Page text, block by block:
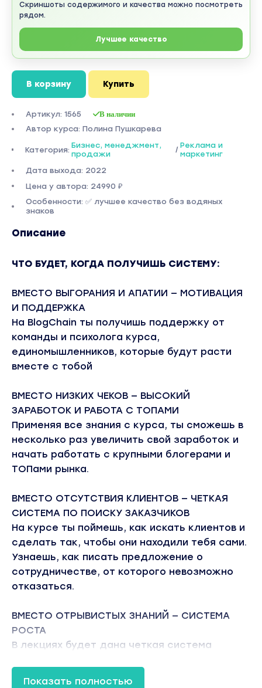
Скриншоты содержимого и качества можно посмотреть
рядом.
Лучшее качество
В корзину Купить
Артикул: 1565 В наличии
Автор курса: Полина Пушкарева
Категория: Бизнес, менеджмент,
продажи
/ Реклама и
маркетинг
Дата выхода: 2022
Цена у автора: 24990 ₽
Особенности: ✅ лучшее качество без водяных
знаков
Описание
ЧТО БУДЕТ, КОГДА ПОЛУЧИШЬ СИСТЕМУ:
ВМЕСТО ВЫГОРАНИЯ И АПАТИИ — МОТИВАЦИЯ
И ПОДДЕРЖКА
На BlogChain ты получишь поддержку от
команды и психолога курса,
единомышленников, которые будут расти
вместе с тобой
ВМЕСТО НИЗКИХ ЧЕКОВ — ВЫСОКИЙ
ЗАРАБОТОК И РАБОТА С ТОПАМИ
Применяя все знания с курса, ты сможешь в
несколько раз увеличить свой заработок и
начать работать с крупными блогерами и
ТОПами рынка.
ВМЕСТО ОТСУТСТВИЯ КЛИЕНТОВ — ЧЕТКАЯ
СИСТЕМА ПО ПОИСКУ ЗАКАЗЧИКОВ
На курсе ты поймешь, как искать клиентов и
сделать так, чтобы они находили тебя сами.
Узнаешь, как писать предложение о
сотрудничестве, от которого невозможно
отказаться.
ВМЕСТО ОТРЫВИСТЫХ ЗНАНИЙ — СИСТЕМА
РОСТА
В лекциях будет дана четкая система
Показать полностью